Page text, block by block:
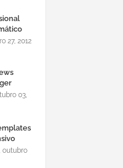
27, 2012
03,
outubro